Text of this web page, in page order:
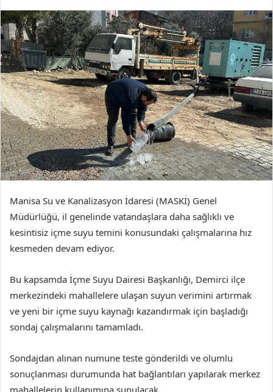
göndermek
Manisa Su ve Kanalizasyon İdaresi (MASKİ) Genel
Müdürlüğü, il genelinde vatandaşlara daha sağlıklı ve
kesintisiz içme suyu temini konusundaki çalışmalarına hız
kesmeden devam ediyor.
Bu kapsamda İçme Suyu Dairesi Başkanlığı, Demirci ilçe
merkezindeki mahallelere ulaşan suyun verimini artırmak
ve yeni bir içme suyu kaynağı kazandırmak için başladığı
sondaj çalışmalarını tamamladı.
Sondajdan alınan numune teste gönderildi ve olumlu
sonuçlanması durumunda hat bağlantıları yapılarak merkez